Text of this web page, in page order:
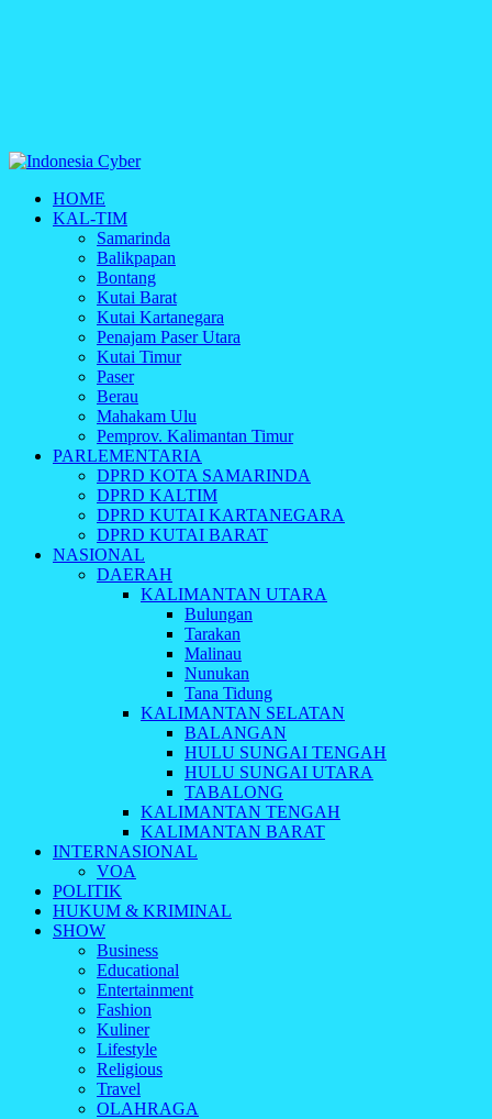
Indonesia Cyber
Media Cetak, Online & Streaming
HOME
KAL-TIM
Samarinda
Balikpapan
Bontang
Kutai Barat
Kutai Kartanegara
Penajam Paser Utara
Kutai Timur
Paser
Berau
Mahakam Ulu
Pemprov. Kalimantan Timur
PARLEMENTARIA
DPRD KOTA SAMARINDA
DPRD KALTIM
DPRD KUTAI KARTANEGARA
DPRD KUTAI BARAT
NASIONAL
DAERAH
KALIMANTAN UTARA
Bulungan
Tarakan
Malinau
Nunukan
Tana Tidung
KALIMANTAN SELATAN
BALANGAN
HULU SUNGAI TENGAH
HULU SUNGAI UTARA
TABALONG
KALIMANTAN TENGAH
KALIMANTAN BARAT
INTERNASIONAL
VOA
POLITIK
HUKUM & KRIMINAL
SHOW
Business
Educational
Entertainment
Fashion
Kuliner
Lifestyle
Religious
Travel
OLAHRAGA